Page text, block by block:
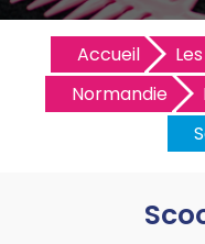
Accueil
Normandie